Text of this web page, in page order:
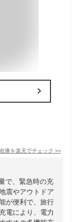
庫を楽天でチェック >>
で、緊急時の充
震やアウトドア
が便利で、旅行
電により、電力